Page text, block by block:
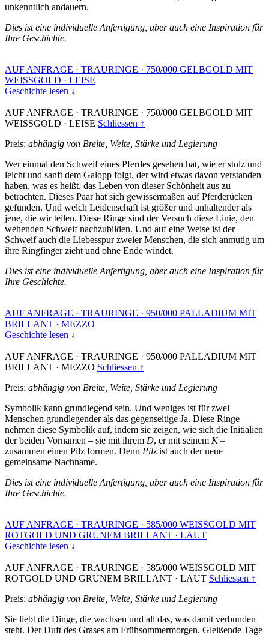
unkenntlich andauern.
Dies ist eine individuelle Anfertigung, aber auch eine Inspiration für
Ihre Geschichte.
AUF ANFRAGE · TRAURINGE · 750/000 GELBGOLD MIT
WEISSGOLD · LEISE
Geschichte lesen ↓
AUF ANFRAGE · TRAURINGE · 750/000 GELBGOLD MIT
WEISSGOLD · LEISE Schliessen ↑
Preis: abhängig von Breite, Weite, Stärke und Legierung
Wer einmal den Schweif eines Pferdes gesehen hat, wie er stolz und
leicht und sanft dem Galopp folgt, der wird etwas davon verstanden
haben, was es heißt, das Leben von dieser Schönheit aus zu
betrachten. Dieses Paar hat sich gewissermaßen auf Pferderücken
gefunden. Und welch Leidenschaft ist größer und anhaltender als
jene, die wir teilen. Diese Ringe sind der Versuch diese Linie, den
wehenden Schweif nachzubilden. Und auf eine Weise ist der
Schweif auch die Liebesspur zweier Menschen, die sich anmutig um
ihre Ringfinger zieht und ohne Ende windet.
Dies ist eine individuelle Anfertigung, aber auch eine Inspiration für
Ihre Geschichte.
AUF ANFRAGE · TRAURINGE · 950/000 PALLADIUM MIT
BRILLANT · MEZZO
Geschichte lesen ↓
AUF ANFRAGE · TRAURINGE · 950/000 PALLADIUM MIT
BRILLANT · MEZZO Schliessen ↑
Preis: abhängig von Breite, Weite, Stärke und Legierung
Symbolik kann grundlegend sein. Und weniges ist für zwei
Menschen grundlegender als das gegenseitige Ja. Diese Ringe
nehmen diese Symbolik auf, indem sie zeigen, wie sich die Initialien
der beiden Vornamen – sie mit ihrem D, er mit seinem K–
zusammen einen Pilz formen. Denn Pilz ist auch der neue
gemeinsame Nachname.
Dies ist eine individuelle Anfertigung, aber auch eine Inspiration für
Ihre Geschichte.
AUF ANFRAGE · TRAURINGE · 585/000 WEISSGOLD MIT
ROTGOLD UND GRÜNEM BRILLANT · LAUT
Geschichte lesen ↓
AUF ANFRAGE · TRAURINGE · 585/000 WEISSGOLD MIT
ROTGOLD UND GRÜNEM BRILLANT · LAUT Schliessen ↑
Preis: abhängig von Breite, Weite, Stärke und Legierung
Sie liebt die Dinge, die wachsen und all das, was damit verbunden
steht. Der Duft des Grases am Frühsommermorgen. Gleißende Tage